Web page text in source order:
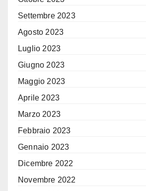
Settembre 2023
Agosto 2023
Luglio 2023
Giugno 2023
Maggio 2023
Aprile 2023
Marzo 2023
Febbraio 2023
Gennaio 2023
Dicembre 2022
Novembre 2022